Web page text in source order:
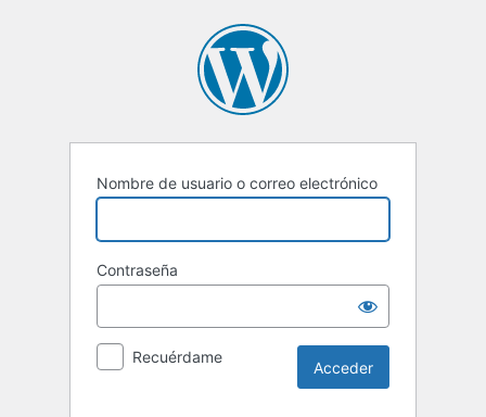
Nombre de usuario o correo electrónico
Contraseña
Recuérdame